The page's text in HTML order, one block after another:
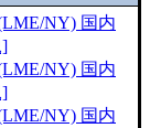
NY) 国内
]
NY) 国内
]
NY) 国内